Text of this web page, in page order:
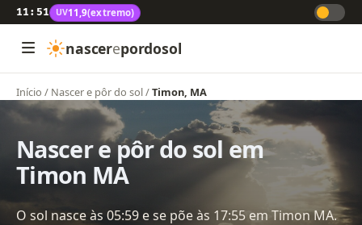
11:51 UV11,9(extremo)
nascerepordosol
Início / Nascer e pôr do sol/Timon, MA
Nascer e pôr do sol em
Timon MA
O sol nasce às 05:59 e se põe às 17:55 em Timon MA.